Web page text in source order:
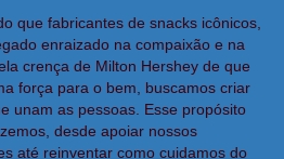
que fabricantes de snacks icônicos,
enraizado na compaixão e na
crença de Milton Hershey de que
força para o bem, buscamos criar
unam as pessoas. Esse propósito
desde apoiar nossos
até reinventar como cuidamos do